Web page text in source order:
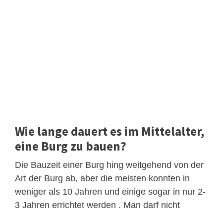
Wie lange dauert es im Mittelalter,
eine Burg zu bauen?
Die Bauzeit einer Burg hing weitgehend von der
Art der Burg ab, aber die meisten konnten in
weniger als 10 Jahren und einige sogar in nur 2-
3 Jahren errichtet werden . Man darf nicht